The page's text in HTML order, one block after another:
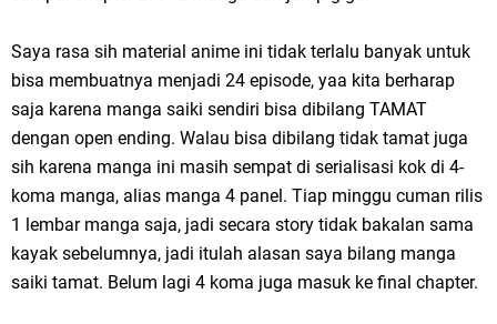
Saya rasa sih material anime ini tidak terlalu banyak untuk
bisa membuatnya menjadi 24 episode, yaa kita berharap
saja karena manga saiki sendiri bisa dibilang TAMAT
dengan open ending. Walau bisa dibilang tidak tamat juga
sih karena manga ini masih sempat di serialisasi kok di 4-
koma manga, alias manga 4 panel. Tiap minggu cuman rilis
1 lembar manga saja, jadi secara story tidak bakalan sama
kayak sebelumnya, jadi itulah alasan saya bilang manga
saiki tamat. Belum lagi 4 koma juga masuk ke final chapter.